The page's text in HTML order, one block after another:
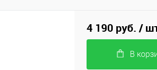
4 190 руб. /
В